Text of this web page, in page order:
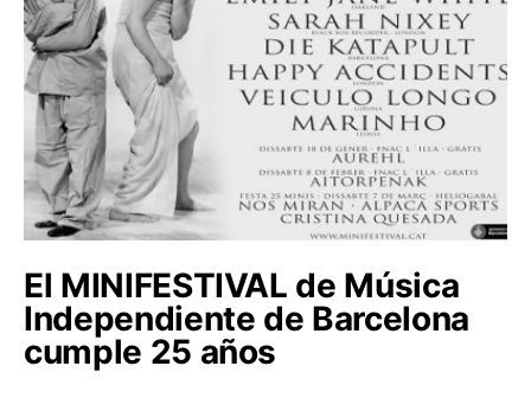
El MINIFESTIVAL de Música
Independiente de Barcelona
cumple 25 años